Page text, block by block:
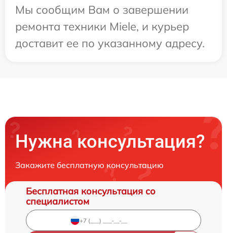
Мы сообщим Вам о завершении
ремонта техники Miele, и курьер
доставит ее по указанному адресу.
Нужна консультация?
Закажите бесплатную консультацию
Бесплатная консультация со
специалистом